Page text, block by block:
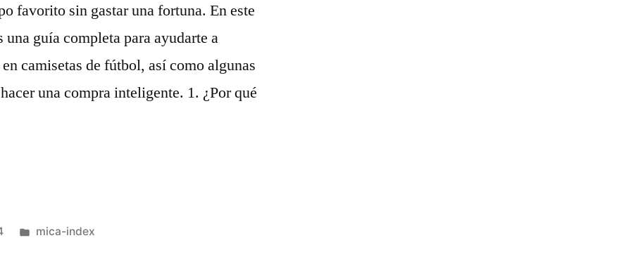
favorito sin gastar una fortuna. En este
guía completa para ayudarte a
camisetas de fútbol, así como algunas
una compra inteligente. 1. ¿Por qué
Publicado
mica-index